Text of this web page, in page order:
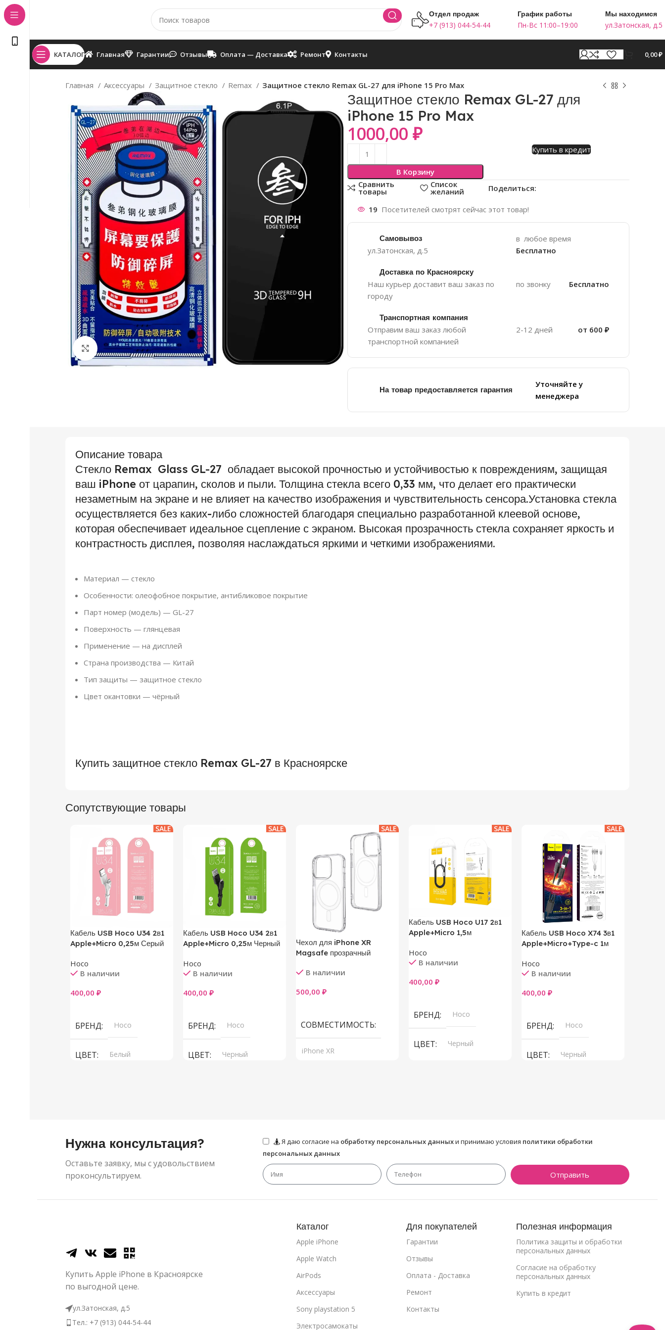
Отдел продаж
+7 (913) 044-54-44
График работы
Пн-Вс 11:00–19:00
Мы находимся
ул.Затонская, д.5
КАТАЛОГ Главная Гарантии Отзывы Оплата — Доставка Ремонт Контакты 0,00₽
Главная Аксессуары Защитное стекло Remax Защитное стекло Remax GL-27 для iPhone 15 Pro Max
Нажмите, чтобы увеличить
Защитное стекло Remax GL-27 для
iPhone 15 Pro Max
1000,00 ₽
В Корзину
Купить в кредит
Сравнить
товары
Список
желаний Поделиться:
19 Посетителей смотрят сейчас этот товар!
Самовывоз
ул.Затонская, д.5
в любое время
Бесплатно
Доставка по Красноярску
Наш курьер доставит ваш заказ по
городу
по звонку Бесплатно
Транспортная компания
Отправим ваш заказ любой
транспортной компанией
2-12 дней от 600 ₽
На товар предоставляется гарантия
Уточняйте у
менеджера
Описание товара
Стекло Remax Glass GL-27 обладает высокой прочностью и устойчивостью к повреждениям, защищая
ваш iPhone от царапин, сколов и пыли. Толщина стекла всего 0,33 мм, что делает его практически
незаметным на экране и не влияет на качество изображения и чувствительность сенсора.Установка стекла
осуществляется без каких-либо сложностей благодаря специально разработанной клеевой основе,
которая обеспечивает идеальное сцепление с экраном. Высокая прозрачность стекла сохраняет яркость и
контрастность дисплея, позволяя наслаждаться яркими и четкими изображениями.
Материал — стекло
Особенности: олеофобное покрытие, антибликовое покрытие
Парт номер (модель) — GL-27
Поверхность — глянцевая
Применение — на дисплей
Страна производства — Китай
Тип защиты — защитное стекло
Цвет окантовки — чёрный
Купить защитное стекло Remax GL-27 в Красноярске
Сопутствующие товары
SALE
Кабель USB Hoco U34 2в1
Apple+Micro 0,25м Серый
Hoco
В наличии
400,00 ₽
БРЕНД Hoco
ЦВЕТ Белый
SALE
Кабель USB Hoco U34 2в1
Apple+Micro 0,25м Черный
Hoco
В наличии
400,00 ₽
БРЕНД Hoco
ЦВЕТ Черный
SALE
Чехол для iPhone XR
Magsafe прозрачный
В наличии
500,00 ₽
СОВМЕСТИМОСТЬ
iPhone XR
SALE
Кабель USB Hoco U17 2в1
Apple+Micro 1,5м
Hoco
В наличии
400,00 ₽
БРЕНД Hoco
ЦВЕТ Черный
SALE
Кабель USB Hoco X74 3в1
Apple+Micro+Type-c 1м
Hoco
В наличии
400,00 ₽
БРЕНД Hoco
ЦВЕТ Черный
Нужна консультация?
Оставьте заявку, мы с удовольствием
проконсультируем.
Я даю согласие на обработку персональных данныхи принимаю условия политики обработки
персональных данных
Отправить
Купить Apple iPhone в Красноярске
по выгодной цене.
ул.Затонская, д.5
Тел.: +7 (913) 044-54-44
Каталог
Apple iPhone
Apple Watch
AirPods
Аксессуары
Sony playstation 5
Электросамокаты
Для покупателей
Гарантии
Отзывы
Оплата - Доставка
Ремонт
Контакты
Полезная информация
Политика защиты и обработки
персональных данных
Cогласие на обработку
персональных данных
Купить в кредит